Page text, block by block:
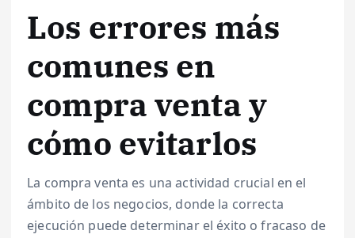
Los errores más
comunes en
compra venta y
cómo evitarlos
La compra venta es una actividad crucial en el
ámbito de los negocios, donde la correcta
ejecución puede determinar el éxito o fracaso de